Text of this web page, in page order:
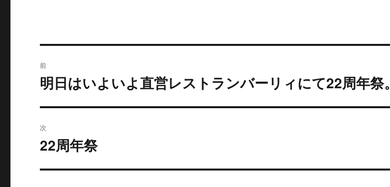
稿
ゲ
前
過
去
の
投
明日はいよいよ直営レストランバーリィにて22周年祭。
次
次
投
22周年祭